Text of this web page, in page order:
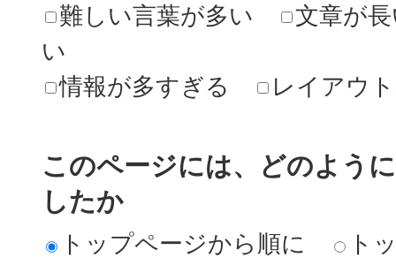
難しい言葉が多い
文章が
い
情報が多すぎる
レイアウ
このページには、どのよう
したか
トップページから順に
ト